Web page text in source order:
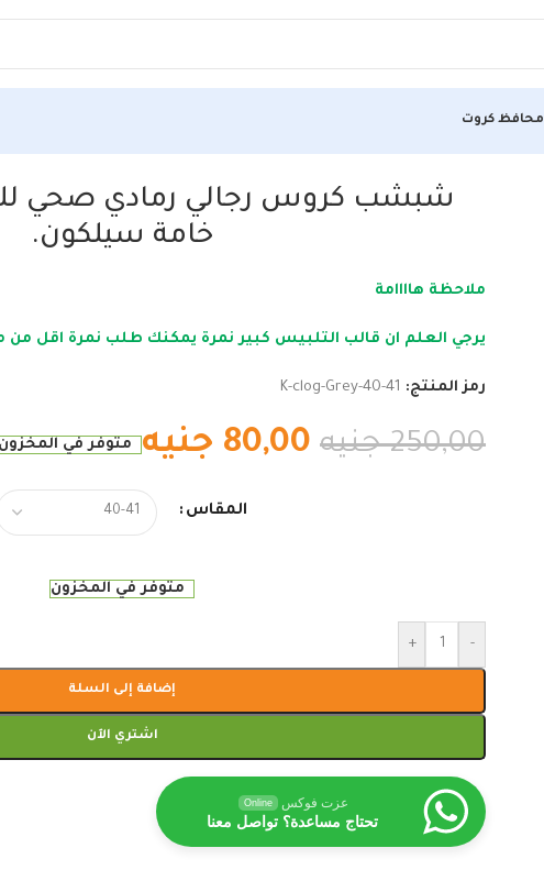
محافظ كروت
شبشب كروس رجالي رمادي صحي
خامة سيلكون.
ملاحظة هاااامة
يرجي العلم ان قالب التلبيس كبير نمرة يمكنك طلب نمرة اقل
رمز المنتج: K-clog-Grey-40-41
250,00 جنيه 80,00 جنيه متوفر في المخزون
المقاس
متوفر في المخزون
-
+
إضافة إلى السلة
اشتري الآن
عزت فوكس Online
تحتاج مساعدة؟ تواصل معنا